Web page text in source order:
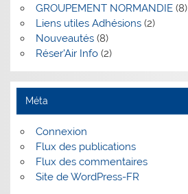
GROUPEMENT NORMANDIE(8)
Liens utiles Adhésions(2)
Nouveautés(8)
Réser'Air Info(2)
Méta
Connexion
Flux des publications
Flux des commentaires
Site de WordPress-FR